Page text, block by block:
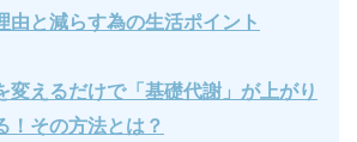
由と減らす為の生活ポイント
変えるだけで「基礎代謝」が上がり
！その方法とは？